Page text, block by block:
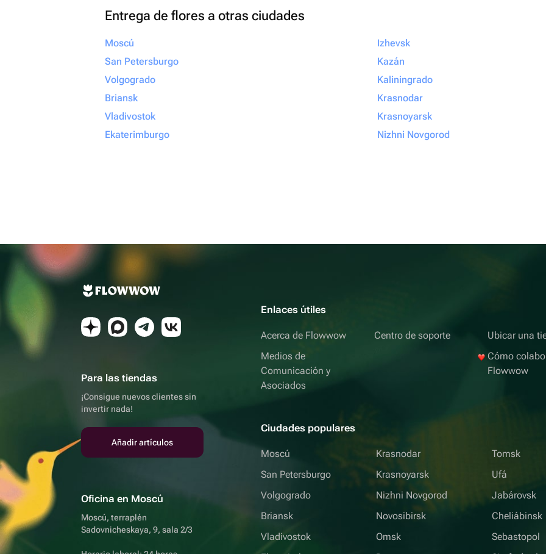
Entrega de flores a otras ciudades
Moscú
San Petersburgo
Volgogrado
Briansk
Vladivostok
Ekaterimburgo
Izhevsk
Kazán
Kaliningrado
Krasnodar
Krasnoyarsk
Nizhni Novgorod
Para las tiendas
¡Consigue nuevos clientes sin
invertir nada!
Añadir artículos
Oficina en Moscú
Moscú, terraplén
Sadovnicheskaya, 9, sala 2/3
Enlaces útiles
Acerca de Flowwow
Medios de
Comunicación y
Asociados
Centro de soporte
Ubicar una
Cómo
Flowwow
Ciudades populares
Moscú
San Petersburgo
Volgogrado
Briansk
Vladivostok
Krasnodar
Krasnoyarsk
Nizhni Novgorod
Novosibirsk
Omsk
Tomsk
Ufá
Jabárovsk
Cheliábinsk
Sebastopol